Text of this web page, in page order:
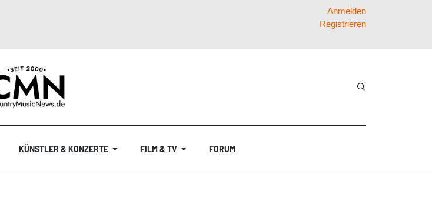
Anmelden
Registrieren
KÜNSTLER & KONZERTE FILM & TV FORUM